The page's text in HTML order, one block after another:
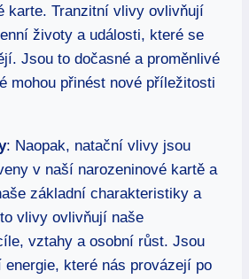
karte. Tranzitní vlivy ovlivňují
životy a události, které se
Jsou to dočasné a proměnlivé
mohou přinést nové příležitosti
: Naopak, natační vlivy jsou
v naší narozeninové kartě a
základní charakteristiky a
vlivy ovlivňují naše
vztahy a osobní růst. Jsou
energie, které nás provázejí po